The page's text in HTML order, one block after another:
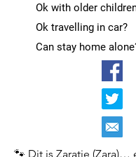
Ok with older
Ok travelling in car?
Can stay home
🐾 Dit is Zaratje (Zara)…